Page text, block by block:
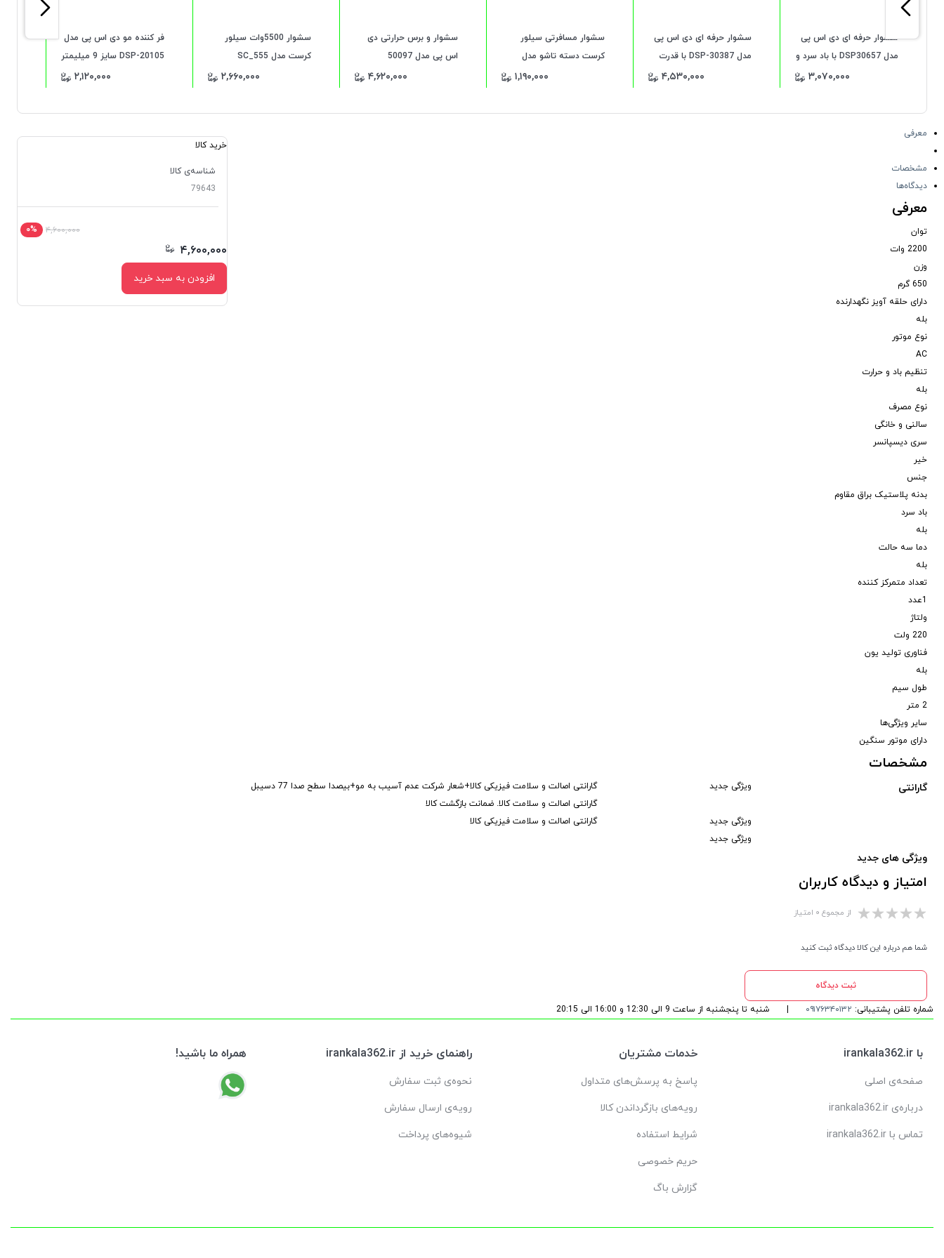
سشوار حرفه ای دی اس پی
مدل DSP30657 با باد سرد و
۳,۰۷۰,۰۰۰
سشوار حرفه ای دی اس پی
مدل DSP-30387 با قدرت
۴,۵۳۰,۰۰۰
سشوار مسافرتی سیلور
کرست دسته تاشو مدل
۱,۱۹۰,۰۰۰
سشوار و برس حرارتی دی
اس پی مدل 50097
۴,۶۲۰,۰۰۰
سشوار 5500وات سیلور
کرست مدل SC_555
۲,۶۶۰,۰۰۰
فر کننده مو دی اس پی مدل
DSP-20105 سایز 9 میلیمتر
۲,۱۲۰,۰۰۰
معرفی
مشخصات
دیدگاه‌ها
معرفی
توان
2200 وات
وزن
650 گرم
دارای حلقه آویز نگهدارنده
بله
نوع موتور
AC
تنظیم باد و حرارت
بله
نوع مصرف
سالنی و خانگی
سری دیسپانسر
خیر
جنس
بدنه پلاستیک براق مقاوم
باد سرد
بله
دما سه حالت
بله
تعداد متمرکز کننده
1عدد
ولتاژ
220 ولت
فناوری تولید یون
بله
طول سیم
2 متر
سایر ویژگی‌ها
دارای موتور سنگین
مشخصات
گارانتی ویژگی جدید
گارانتی اصالت و سلامت فیزیکی کالا+شعار شرکت عدم آسیب به مو+بیصدا سطح صدا 77 دسیبل
گارانتی اصالت و سلامت کالا. ضمانت بازگشت کالا
ویژگی جدید
گارانتی اصالت و سلامت فیزیکی کالا
ویژگی جدید
ویژگی های جدید
امتیاز و دیدگاه کاربران
از مجموع ۰ امتیاز
شما هم درباره این کالا دیدگاه ثبت کنید
ثبت دیدگاه
خرید کالا
شناسه‌ی کالا
79643
۴,۶۰۰,۰۰۰ ۰%
۴,۶۰۰,۰۰۰
افزودن به سبد خرید
شماره تلفن پشتیبانی: ۰۹۱۷۶۳۴۰۱۳۲ | شنبه تا پنجشنبه از ساعت 9 الی 12:30 و 16:00 الی 20:15
با irankala362.ir
صفحه‌ی اصلی
درباره‌ی irankala362.ir
تماس با irankala362.ir
خدمات مشتریان
پاسخ به پرسش‌های متداول
رویه‌های بازگرداندن کالا
شرایط استفاده
حریم خصوصی
گزارش باگ
راهنمای خرید از irankala362.ir
نحوه‌ی ثبت سفارش
رویه‌ی ارسال سفارش
شیوه‌های پرداخت
همراه ما باشید!